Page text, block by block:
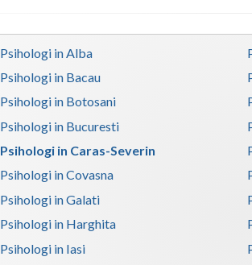
Psihologi in Alba
Psihologi in Bacau
Psihologi in Botosani
Psihologi in Bucuresti
Psihologi in Caras-Severin
Psihologi in Covasna
Psihologi in Galati
Psihologi in Harghita
Psihologi in Iasi